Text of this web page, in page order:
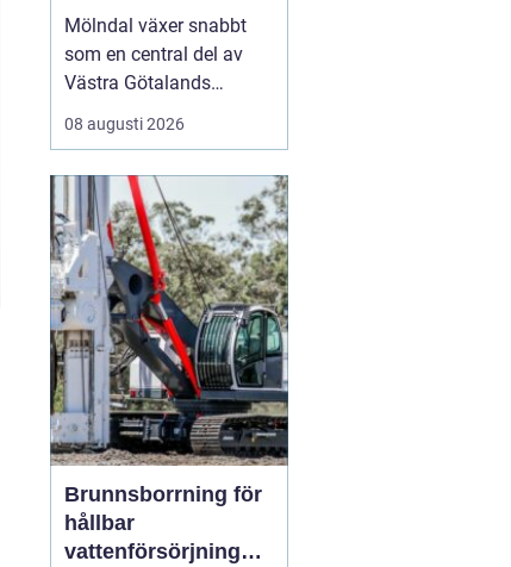
verksamhet
Mölndal växer snabbt
som en central del av
Västra Götalands
expansiva ekonomiska
landskap. För företag
Mölndal en idealisk
plats, med närhet till
Göteborg och utmärkta
k...
08 augusti 2026
Brunnsborrning för
hållbar
vattenförsörjning